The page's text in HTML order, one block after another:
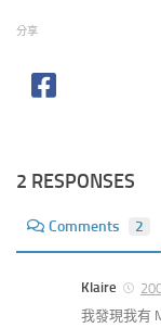
分享
2 RESPONSES
Comments 2
Klaire
我發現我有